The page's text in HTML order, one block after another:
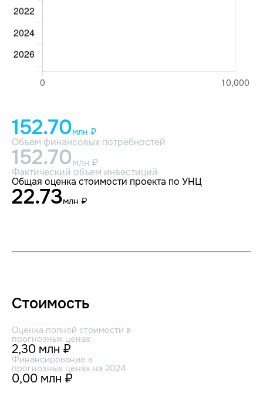
152.70млн ₽
Объем финансовых потребностей
152.70млн ₽
Фактический объем инвестиций
Общая оценка стоимости проекта по УНЦ
22.73млн ₽
Стоимость
Оценка полной стоимости в
прогнозных ценах
2,30 млн ₽
Финансирование в
прогнозных ценах на 2024
0,00 млн ₽